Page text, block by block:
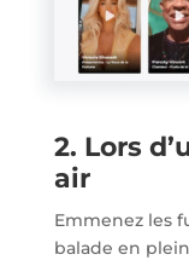
2. Lors
air
Emmenez les
balade en